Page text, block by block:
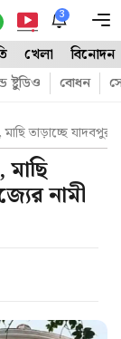
3
খেলা বিনোদন
ষ্টুডিও বোধন
তাড়াচ্ছে যাদবপুর,
নামী